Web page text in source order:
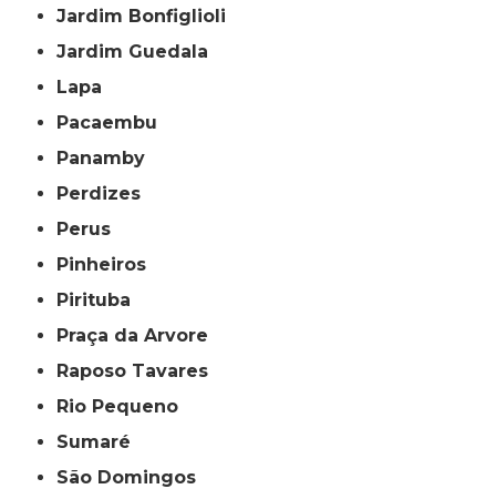
Jardim Bonfiglioli
Jardim Guedala
Lapa
Pacaembu
Panamby
Perdizes
Perus
Pinheiros
Pirituba
Praça da Arvore
Raposo Tavares
Rio Pequeno
Sumaré
São Domingos